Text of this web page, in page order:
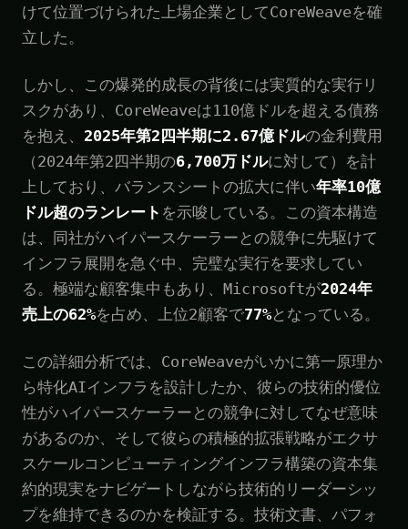
けて位置づけられた上場企業としてCoreWeaveを確
立した。
しかし、この爆発的成長の背後には実質的な実行リ
スクがあり、CoreWeaveは110億ドルを超える債務
を抱え、 2025年第2四半期に2.67億ドルの金利費用
（2024年第2四半期の6,700万ドルに対して）を計
上しており、バランスシートの拡大に伴い年率10億
ドル超のランレート を示唆している。この資本構造
は、同社がハイパースケーラーとの競争に先駆けて
インフラ展開を急ぐ中、完璧な実行を要求してい
る。極端な顧客集中もあり、Microsoftが2024年
売上の62%を占め、上位2顧客で77%となっている。
この詳細分析では、CoreWeaveがいかに第一原理か
ら特化AIインフラを設計したか、彼らの技術的優位
性がハイパースケーラーとの競争に対してなぜ意味
があるのか、そして彼らの積極的拡張戦略がエクサ
スケールコンピューティングインフラ構築の資本集
約的現実をナビゲートしながら技術的リーダーシッ
プを維持できるのかを検証する。技術文書、パフォ